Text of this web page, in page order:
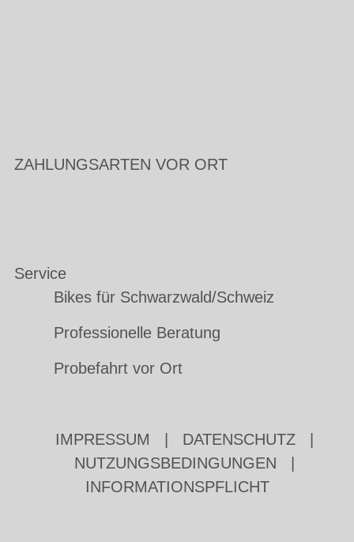
ZAHLUNGSARTEN VOR ORT
Service
Bikes für Schwarzwald/Schweiz
Professionelle Beratung
Probefahrt vor Ort
IMPRESSUM DATENSCHUTZ
NUTZUNGSBEDINGUNGEN
INFORMATIONSPFLICHT